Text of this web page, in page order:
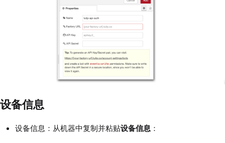
设备信息
设备信息：从机器中复制并粘贴设备信息 ：